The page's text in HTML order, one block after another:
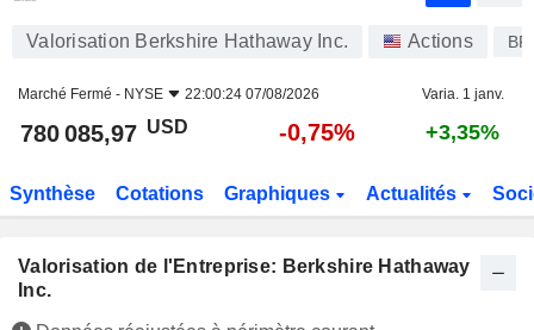
Valorisation Berkshire Hathaway Inc. Actions
Marché Fermé - NYSE 22:00:24 07/08/2026 Varia. 1 janv.
780 085,97 USD -0,75% +3,35%
Synthèse Cotations Graphiques Actualités
Valorisation de l'Entreprise: Berkshire Hathaway
Inc.